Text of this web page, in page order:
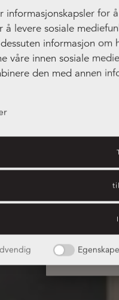
informasjonskapsler for
å levere sosiale
informasjon
våre innen sosiale
den med annen
Les